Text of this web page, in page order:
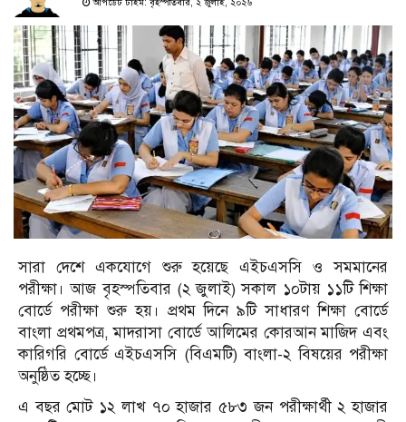
আপডেট টাইম: বৃহস্পতিবার, ২ জুলাই, ২০২৬
সারা দেশে একযোগে শুরু হয়েছে এইচএসসি ও সমমানের
পরীক্ষা। আজ বৃহস্পতিবার (২ জুলাই) সকাল ১০টায় ১১টি শিক্ষা
বোর্ডে পরীক্ষা শুরু হয়। প্রথম দিনে ৯টি সাধারণ শিক্ষা বোর্ডে
বাংলা প্রথমপত্র, মাদরাসা বোর্ডে আলিমের কোরআন মাজিদ এবং
কারিগরি বোর্ডে এইচএসসি (বিএমটি) বাংলা-২ বিষয়ের পরীক্ষা
অনুষ্ঠিত হচ্ছে।
এ বছর মোট ১২ লাখ ৭০ হাজার ৫৮৩ জন পরীক্ষার্থী ২ হাজার